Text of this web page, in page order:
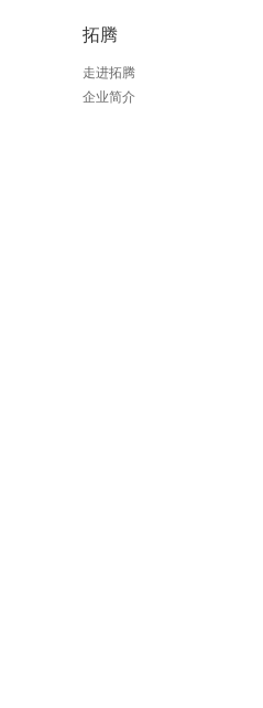
拓腾
走进拓腾
企业简介